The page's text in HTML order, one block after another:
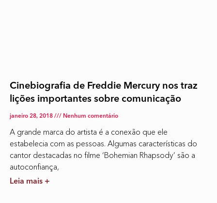
Cinebiografia de Freddie Mercury nos traz
lições importantes sobre comunicação
janeiro 28, 2018 Nenhum comentário
A grande marca do artista é a conexão que ele
estabelecia com as pessoas. Algumas características do
cantor destacadas no filme ‘Bohemian Rhapsody’ são a
autoconfiança,
Leia mais +